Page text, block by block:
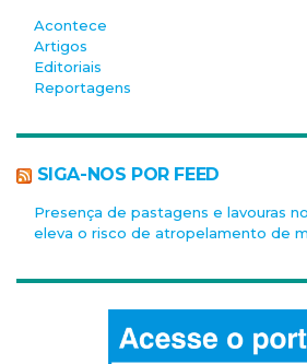
Acontece
Artigos
Editoriais
Reportagens
SIGA-NOS POR FEED
Presença de pastagens e lavouras
eleva o risco de atropelamento de